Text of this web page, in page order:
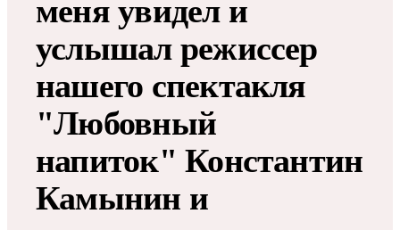
меня увидел и
услышал режиссер
нашего спектакля
"Любовный
напиток" Константин
Камынин и